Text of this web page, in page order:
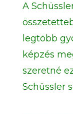
A
legtöbb
képzés
szeretné
Schüssler